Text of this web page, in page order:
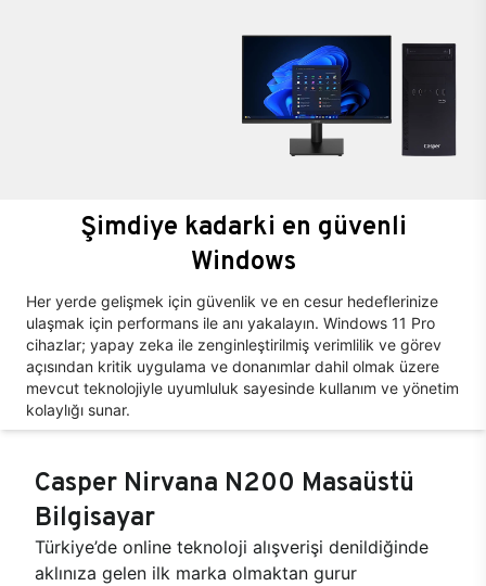
Şimdiye kadarki en güvenli
Windows
Her yerde gelişmek için güvenlik ve en cesur hedeflerinize
ulaşmak için performans ile anı yakalayın. Windows 11 Pro
cihazlar; yapay zeka ile zenginleştirilmiş verimlilik ve görev
açısından kritik uygulama ve donanımlar dahil olmak üzere
mevcut teknolojiyle uyumluluk sayesinde kullanım ve yönetim
kolaylığı sunar.
Casper Nirvana N200 Masaüstü
Bilgisayar
Türkiye’de online teknoloji alışverişi denildiğinde
aklınıza gelen ilk marka olmaktan gurur